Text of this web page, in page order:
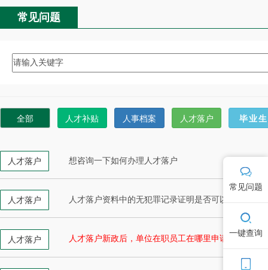
常见问题
一键查询
常见问题
全部 人才补贴 人事档案 人才落户 毕业生
人才落户 想咨询一下如何办理人才落户
人才落户 人才落户资料中的无犯罪记录证明是否可以由户口所
人才落户 人才落户新政后，单位在职员工在哪里申请？